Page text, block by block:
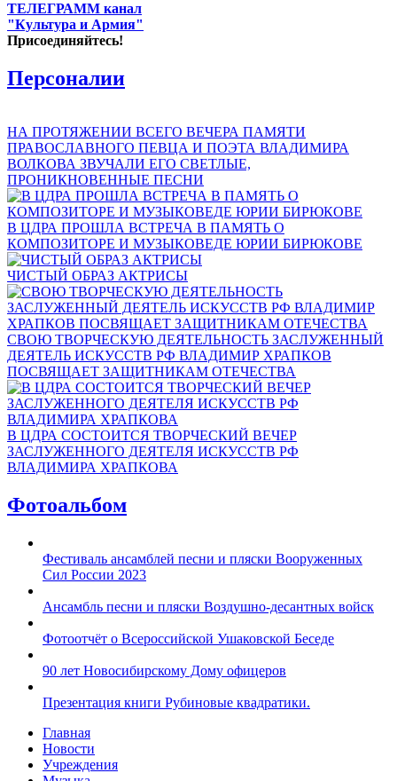
ТЕЛЕГРАММ канал
"Культура и Армия"
Присоединяйтесь!
Персоналии
НА ПРОТЯЖЕНИИ ВСЕГО ВЕЧЕРА ПАМЯТИ
ПРАВОСЛАВНОГО ПЕВЦА И ПОЭТА ВЛАДИМИРА
ВОЛКОВА ЗВУЧАЛИ ЕГО СВЕТЛЫЕ,
ПРОНИКНОВЕННЫЕ ПЕСНИ
В ЦДРА ПРОШЛА ВСТРЕЧА В ПАМЯТЬ О
КОМПОЗИТОРЕ И МУЗЫКОВЕДЕ ЮРИИ БИРЮКОВЕ
ЧИСТЫЙ ОБРАЗ АКТРИСЫ
СВОЮ ТВОРЧЕСКУЮ ДЕЯТЕЛЬНОСТЬ ЗАСЛУЖЕННЫЙ
ДЕЯТЕЛЬ ИСКУССТВ РФ ВЛАДИМИР ХРАПКОВ
ПОСВЯЩАЕТ ЗАЩИТНИКАМ ОТЕЧЕСТВА
В ЦДРА СОСТОИТСЯ ТВОРЧЕСКИЙ ВЕЧЕР
ЗАСЛУЖЕННОГО ДЕЯТЕЛЯ ИСКУССТВ РФ
ВЛАДИМИРА ХРАПКОВА
Фотоальбом
Фестиваль ансамблей песни и пляски Вооруженных
Сил России 2023
Ансамбль песни и пляски Воздушно-десантных войск
Фотоотчёт о Всероссийской Ушаковской Беседе
90 лет Новосибирскому Дому офицеров
Презентация книги Рубиновые квадратики.
Главная
Новости
Учреждения